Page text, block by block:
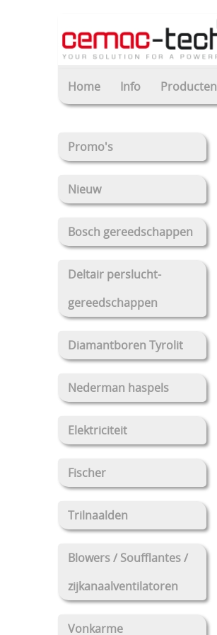
Home Info Producten
Promo's
Nieuw
Bosch gereedschappen
Deltair perslucht-
gereedschappen
Diamantboren Tyrolit
Nederman haspels
Elektriciteit
Fischer
Trilnaalden
Blowers / Soufflantes /
zijkanaalventilatoren
Vonkarme